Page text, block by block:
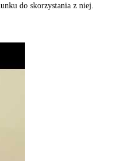
do skorzystania z niej.